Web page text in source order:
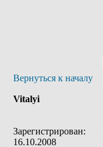
Вернуться к началу
Vitalyi
Зарегистрирован:
16.10.2008